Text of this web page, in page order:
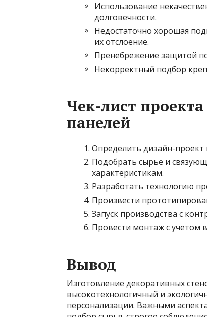
Использование
долговечности.
Недостаточно хорошая
их отслоение.
Пренебрежение защитой
Некорректный подбор
Чек-лист
панелей
Определить дизайн-проект
Подобрать сырье и
характеристикам.
Разработать технологию
Произвести
Запуск производства с
Провести монтаж с учетом
Вывод
Изготовление декоративных
высокотехнологичный и
персонализации. Важными